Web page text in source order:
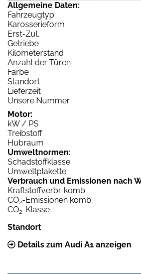
Allgemeine Daten:
Fahrzeugtyp
Karosserieform
Erst-Zul.
Getriebe
Kilometerstand
Anzahl der Türen
Farbe
Standort
Lieferzeit
Unsere Nummer
Motor:
kW / PS
Treibstoff
Hubraum
Umweltnormen:
Schadstoffklasse
Umweltplakette
Verbrauch und Emissionen nach
Kraftstoffverbr. komb.
CO2-Emissionen komb.
CO2-Klasse
Standort
Details zum Audi A1 anzeigen